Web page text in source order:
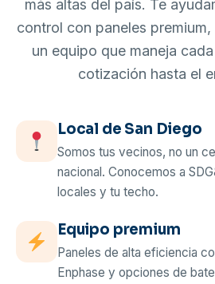
más altas del país. Te
control con paneles
un equipo que maneja
cotización hasta el
Local de San Diego
Somos tus vecinos, no un
nacional. Conocemos a
locales y tu techo.
Equipo premium
Paneles de alta eficiencia
Enphase y opciones de